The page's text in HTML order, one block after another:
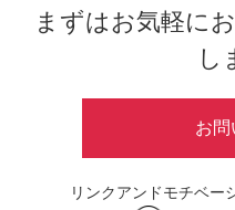
まずはお気軽に
し
お問
リンクアンドモチベー